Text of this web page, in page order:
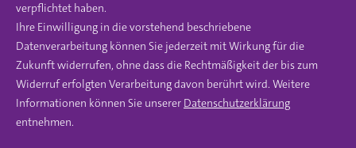
verpflichtet haben.
Ihre Einwilligung in die vorstehend beschriebene
Datenverarbeitung können Sie jederzeit mit Wirkung für die
Zukunft widerrufen, ohne dass die Rechtmäßigkeit der bis zum
Widerruf erfolgten Verarbeitung davon berührt wird. Weitere
Informationen können Sie unserer Datenschutzerklärung
entnehmen.